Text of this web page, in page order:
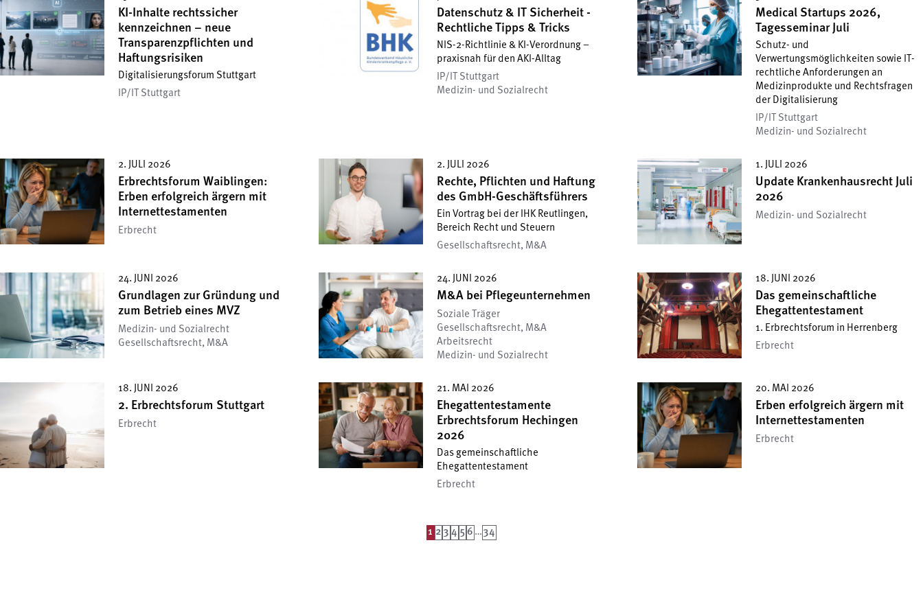
KI-Inhalte rechtssicher
kennzeichnen – neue
Transparenzpflichten und
Haftungsrisiken
Digitalisierungsforum Stuttgart
IP/IT Stuttgart
Datenschutz & IT Sicherheit -
Rechtliche Tipps & Tricks
NIS-2-Richtlinie & KI-Verordnung –
praxisnah für den AKI-Alltag
IP/IT Stuttgart
Medizin- und Sozialrecht
Medical Startups 2026,
Tagesseminar Juli
Schutz- und
Verwertungsmöglichkeiten sowie IT-
rechtliche Anforderungen an
Medizinprodukte und Rechtsfragen
der Digitalisierung
IP/IT Stuttgart
Medizin- und Sozialrecht
2. JULI 2026
Erbrechtsforum Waiblingen:
Erben erfolgreich ärgern mit
Internettestamenten
Erbrecht
2. JULI 2026
Rechte, Pflichten und Haftung
des GmbH-Geschäftsführers
Ein Vortrag bei der IHK Reutlingen,
Bereich Recht und Steuern
Gesellschafts­recht, M&A
1. JULI 2026
Update Krankenhausrecht Juli
2026
Medizin- und Sozialrecht
24. JUNI 2026
Grundlagen zur Gründung und
zum Betrieb eines MVZ
Medizin- und Sozialrecht
Gesellschafts­recht, M&A
24. JUNI 2026
M&A bei Pflegeunternehmen
Soziale Träger
Gesellschafts­recht, M&A
Arbeitsrecht
Medizin- und Sozialrecht
18. JUNI 2026
Das gemeinschaftliche
Ehegattentestament
1. Erbrechtsforum in Herrenberg
Erbrecht
18. JUNI 2026
2. Erbrechtsforum Stuttgart
Erbrecht
21. MAI 2026
Ehegattentestamente
Erbrechtsforum Hechingen
2026
Das gemeinschaftliche
Ehegattentestament
Erbrecht
20. MAI 2026
Erben erfolgreich ärgern mit
Internettestamenten
Erbrecht
1 2 3 4 5 6 … 34